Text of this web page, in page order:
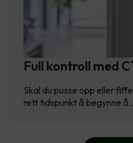
Full kontroll med
Skal du pusse opp eller
rett tidspunkt å begynne